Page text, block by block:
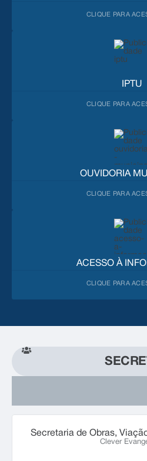
IPTU
OUVIDORIA
ACESSO À
Secretaria de Obras,
Clever